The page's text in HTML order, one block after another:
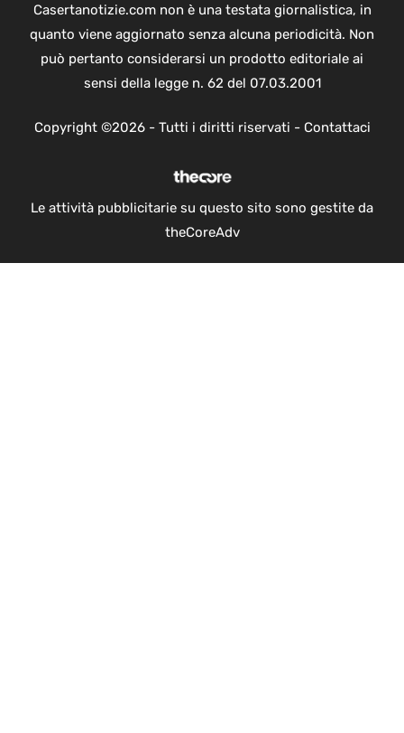
Casertanotizie.com non è una testata giornalistica, in
quanto viene aggiornato senza alcuna periodicità. Non
può pertanto considerarsi un prodotto editoriale ai
sensi della legge n. 62 del 07.03.2001
Copyright ©2026 - Tutti i diritti riservati - Contattaci
Le attività pubblicitarie su questo sito sono gestite da
theCoreAdv